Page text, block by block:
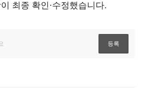
최종 확인·수정했습니다.